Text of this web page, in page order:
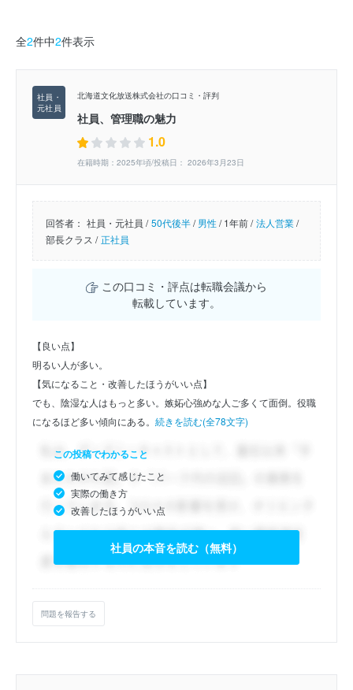
全2件中2件表示
北海道文化放送株式会社の口コミ・評判
社員、管理職の魅力
1.0
在籍時期：2025年頃/投稿日： 2026年3月23日
回答者： 社員・元社員 / 50代後半/男性/1年前 / 法人営業/
部長クラス / 正社員
この口コミ・評点は転職会議から
転載しています。
【良い点】
明るい人が多い。
【気になること・改善したほうがいい点】
でも、陰湿な人はもっと多い。嫉妬心強めな人ご多くて面倒。役職
になるほど多い傾向にある。 続きを読む(全78文字)
この投稿でわかること
働いてみて感じたこと
実際の働き方
改善したほうがいい点
社員の本音を読む（無料）
問題を報告する